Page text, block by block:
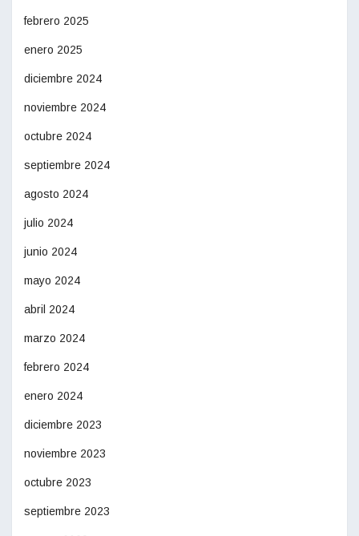
febrero 2025
enero 2025
diciembre 2024
noviembre 2024
octubre 2024
septiembre 2024
agosto 2024
julio 2024
junio 2024
mayo 2024
abril 2024
marzo 2024
febrero 2024
enero 2024
diciembre 2023
noviembre 2023
octubre 2023
septiembre 2023